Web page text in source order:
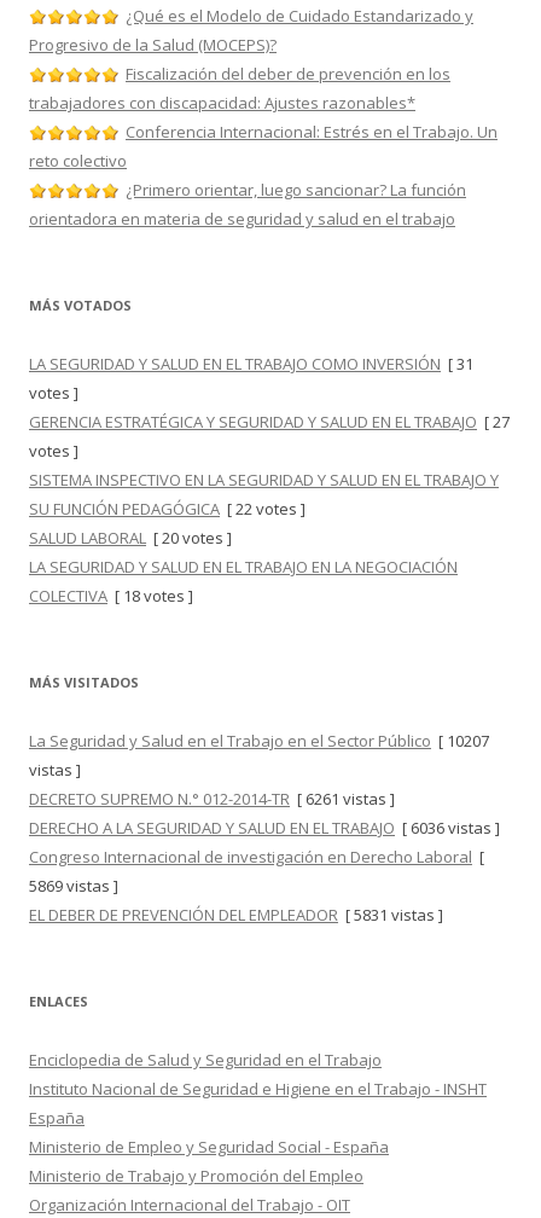
¿Qué es el Modelo de Cuidado Estandarizado y
Progresivo de la Salud (MOCEPS)?
Fiscalización del deber de prevención en los
trabajadores con discapacidad: Ajustes razonables*
Conferencia Internacional: Estrés en el Trabajo. Un
reto colectivo
¿Primero orientar, luego sancionar? La función
orientadora en materia de seguridad y salud en el trabajo
MÁS VOTADOS
LA SEGURIDAD Y SALUD EN EL TRABAJO COMO INVERSIÓN [ 31
votes ]
GERENCIA ESTRATÉGICA Y SEGURIDAD Y SALUD EN EL TRABAJO [ 27
votes ]
SISTEMA INSPECTIVO EN LA SEGURIDAD Y SALUD EN EL TRABAJO Y
SU FUNCIÓN PEDAGÓGICA [ 22 votes ]
SALUD LABORAL [ 20 votes ]
LA SEGURIDAD Y SALUD EN EL TRABAJO EN LA NEGOCIACIÓN
COLECTIVA [ 18 votes ]
MÁS VISITADOS
La Seguridad y Salud en el Trabajo en el Sector Público [ 10207
vistas ]
DECRETO SUPREMO N.° 012-2014-TR [ 6261 vistas ]
DERECHO A LA SEGURIDAD Y SALUD EN EL TRABAJO [ 6036 vistas ]
Congreso Internacional de investigación en Derecho Laboral [
5869 vistas ]
EL DEBER DE PREVENCIÓN DEL EMPLEADOR [ 5831 vistas ]
ENLACES
Enciclopedia de Salud y Seguridad en el Trabajo
Instituto Nacional de Seguridad e Higiene en el Trabajo - INSHT
España
Ministerio de Empleo y Seguridad Social - España
Ministerio de Trabajo y Promoción del Empleo
Organización Internacional del Trabajo - OIT